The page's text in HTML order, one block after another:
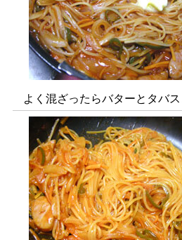
よく混ざったらバターとタバス